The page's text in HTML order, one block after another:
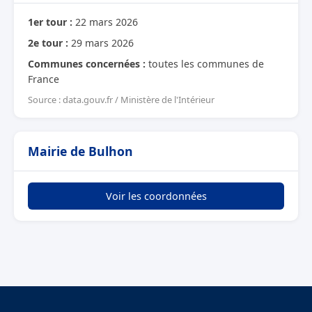
1er tour : 22 mars 2026
2e tour : 29 mars 2026
Communes concernées : toutes les communes de
France
Source : data.gouv.fr / Ministère de l'Intérieur
Mairie de Bulhon
Voir les coordonnées